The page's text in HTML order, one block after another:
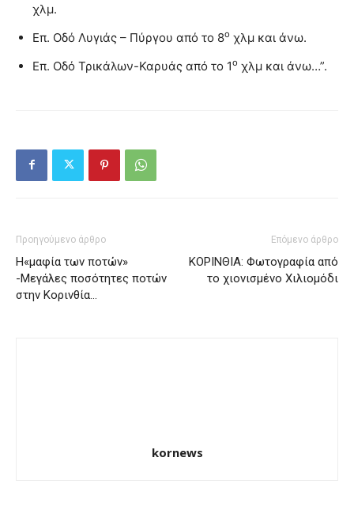
χλμ.
Επ. Οδό Λυγιάς – Πύργου από το 8ο χλμ και άνω.
Επ. Οδό Τρικάλων-Καρυάς από το 1ο χλμ και άνω…”.
Προηγούμενο άρθρο
Η«μαφία των ποτών»
-Μεγάλες ποσότητες ποτών
στην Κορινθία…
Επόμενο άρθρο
ΚΟΡΙΝΘΙΑ: Φωτογραφία από
το χιονισμένο Χιλιομόδι
kornews